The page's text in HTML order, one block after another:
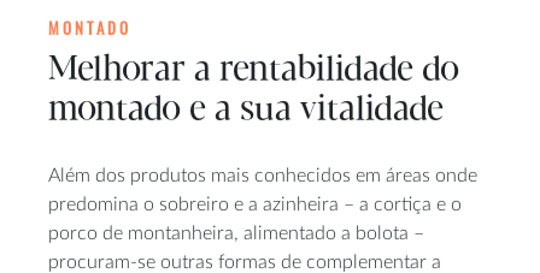
MONTADO
Melhorar a rentabilidade do
montado e a sua vitalidade
Além dos produtos mais conhecidos em áreas onde
predomina o sobreiro e a azinheira – a cortiça e o
porco de montanheira, alimentado a bolota –
procuram-se outras formas de complementar a